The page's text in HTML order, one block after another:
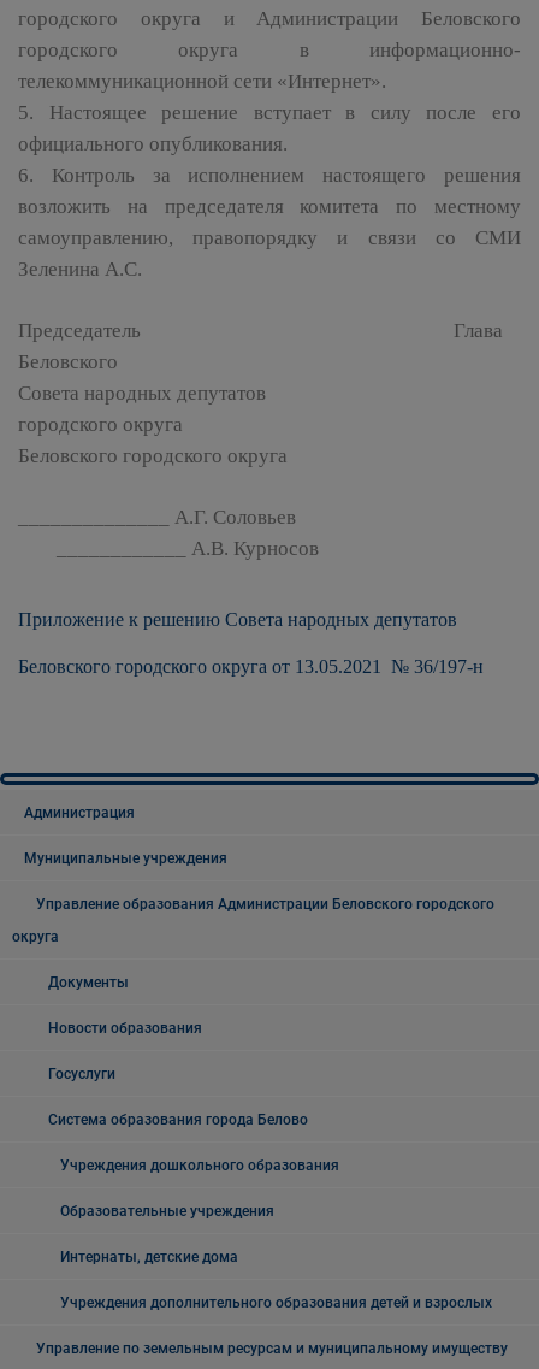
городского округа и Администрации Беловского
городского округа в информационно-
телекоммуникационной сети «Интернет».
5. Настоящее решение вступает в силу после его
официального опубликования.
6. Контроль за исполнением настоящего решения
возложить на председателя комитета по местному
самоуправлению, правопорядку и связи со СМИ
Зеленина А.С.
Председатель Глава
Беловского
Совета народных депутатов
городского округа
Беловского городского округа
______________ А.Г. Соловьев
____________ А.В. Курносов
Приложение к решению Совета народных депутатов
Беловского городского округа от 13.05.2021 № 36/197-н
Администрация
Муниципальные учреждения
Управление образования Администрации Беловского городского
округа
Документы
Новости образования
Госуслуги
Система образования города Белово
Учреждения дошкольного образования
Образовательные учреждения
Интернаты, детские дома
Учреждения дополнительного образования детей и взрослых
Управление по земельным ресурсам и муниципальному имуществу